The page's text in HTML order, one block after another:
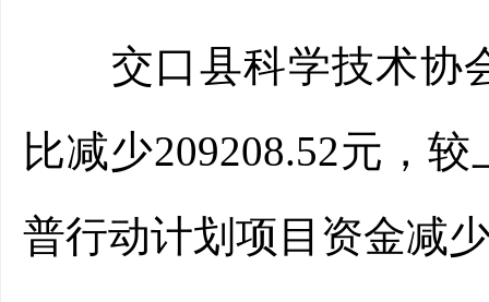
交口县科学技术协会
比减少209208.52元，
普行动计划项目资金减